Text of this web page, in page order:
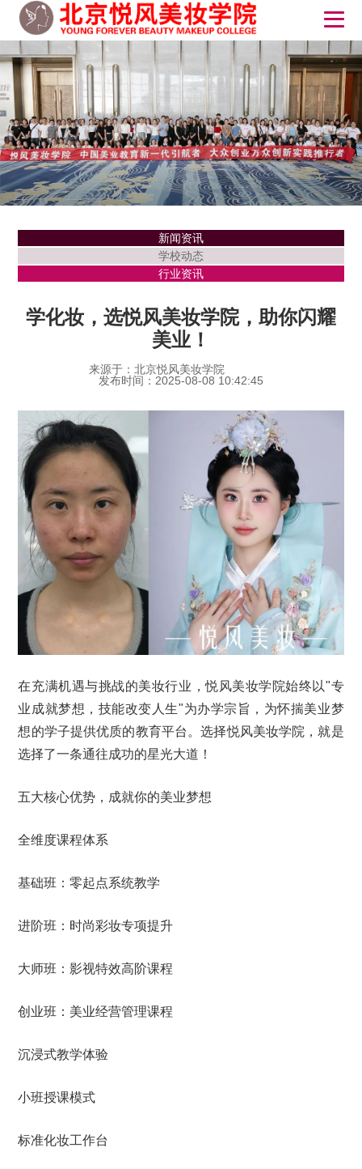
新闻资讯
学校动态
行业资讯
学化妆，选悦风美妆学院，助你闪耀
美业！
来源于：北京悦风美妆学院
发布时间：2025-08-08 10:42:45
在充满机遇与挑战的美妆行业，悦风美妆学院始终以"专
业成就梦想，技能改变人生"为办学宗旨，为怀揣美业梦
想的学子提供优质的教育平台。选择悦风美妆学院，就是
选择了一条通往成功的星光大道！
五大核心优势，成就你的美业梦想
全维度课程体系
基础班：零起点系统教学
进阶班：时尚彩妆专项提升
大师班：影视特效高阶课程
创业班：美业经营管理课程
沉浸式教学体验
小班授课模式
标准化妆工作台